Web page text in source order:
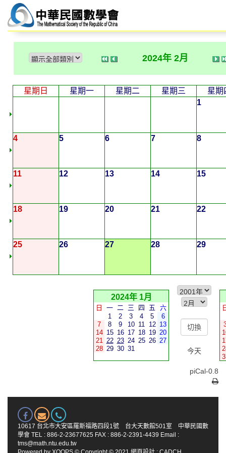
2024年 2月
星期日 星期一 星期二 星期三
星期
1
4 5 6 7 8
11 12 13 14 15
18 19 20 21 22
25 26 27 28 29
2024年 1月
日 一 二 三 四 五
六
1
2 3 4 5
6
7
8 9 10 11 12 13
14 15 16 17 18 19 20
21 22 23 24 25 26 27
28 29 30 31 今天
piCal-0.8
10617 台北市大安區羅斯福路四段1號 台大天數館501室 中華民國數
學會 TEL : 886-2-23677625 FAX : 886-2-2391-4439 Email :
tms@math.ntu.edu.tw